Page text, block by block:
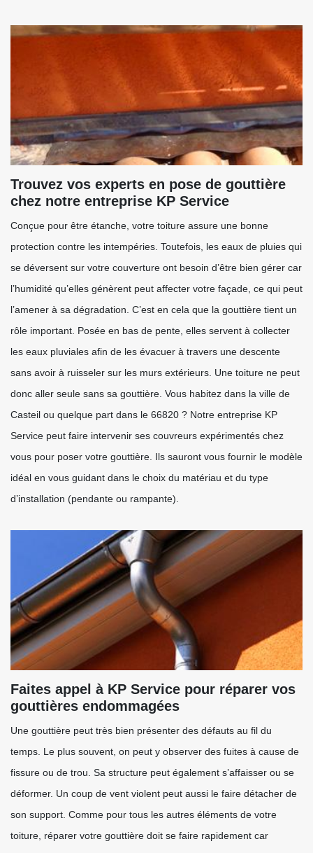
Trouvez vos experts en pose de gouttière
chez notre entreprise KP Service
Conçue pour être étanche, votre toiture assure une bonne
protection contre les intempéries. Toutefois, les eaux de pluies qui
se déversent sur votre couverture ont besoin d’être bien gérer car
l’humidité qu’elles génèrent peut affecter votre façade, ce qui peut
l’amener à sa dégradation. C’est en cela que la gouttière tient un
rôle important. Posée en bas de pente, elles servent à collecter
les eaux pluviales afin de les évacuer à travers une descente
sans avoir à ruisseler sur les murs extérieurs. Une toiture ne peut
donc aller seule sans sa gouttière. Vous habitez dans la ville de
Casteil ou quelque part dans le 66820 ? Notre entreprise KP
Service peut faire intervenir ses couvreurs expérimentés chez
vous pour poser votre gouttière. Ils sauront vous fournir le modèle
idéal en vous guidant dans le choix du matériau et du type
d’installation (pendante ou rampante).
Faites appel à KP Service pour réparer vos
gouttières endommagées
Une gouttière peut très bien présenter des défauts au fil du
temps. Le plus souvent, on peut y observer des fuites à cause de
fissure ou de trou. Sa structure peut également s’affaisser ou se
déformer. Un coup de vent violent peut aussi le faire détacher de
son support. Comme pour tous les autres éléments de votre
toiture, réparer votre gouttière doit se faire rapidement car